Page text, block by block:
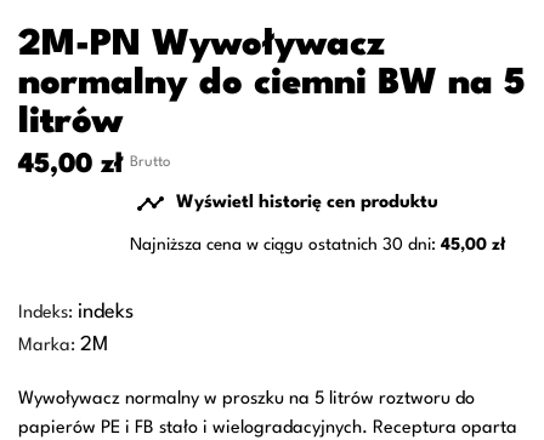
2M-PN Wywoływacz
normalny do ciemni BW na 5
litrów
45,00 zł Brutto
 Wyświetl historię cen produktu
Najniższa cena w ciągu ostatnich 30 dni: 45,00 zł
Indeks: indeks
Marka: 2M
Wywoływacz normalny w proszku na 5 litrów roztworu do
papierów PE i FB stało i wielogradacyjnych. Receptura oparta